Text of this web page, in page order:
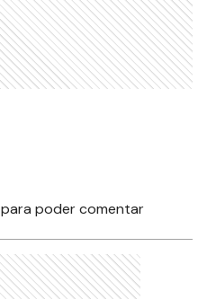
para poder comentar